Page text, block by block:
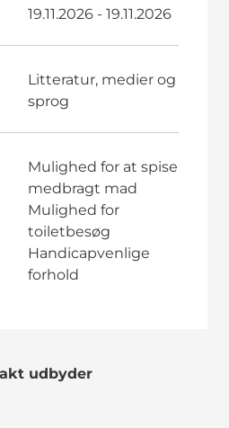
19.11.2026 - 19.11.2026
Litteratur, medier og
sprog
Mulighed for at spise
medbragt mad
Mulighed for
toiletbesøg
Handicapvenlige
forhold
udbyder